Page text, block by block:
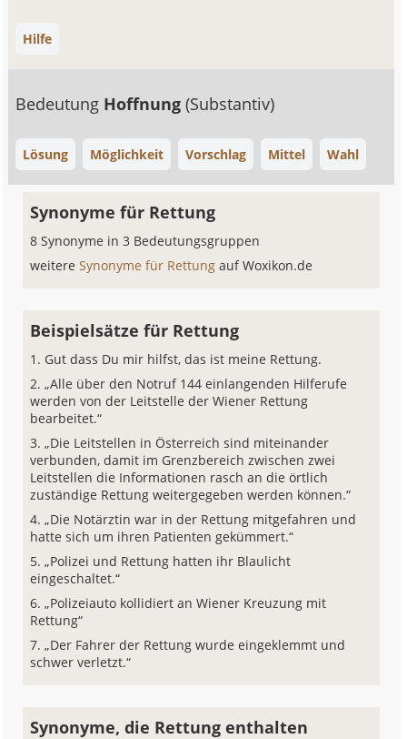
Hilfe
Bedeutung Hoffnung(Substantiv)
Lösung Möglichkeit Vorschlag Mittel Wahl
Synonyme für Rettung
8 Synonyme in 3 Bedeutungsgruppen
weitereSynonyme für Rettungauf Woxikon.de
Beispielsätze für Rettung
Gut dass Du mir hilfst, das ist meine Rettung.
„Alle über den Notruf 144 einlangenden Hilferufe
werden von der Leitstelle der Wiener Rettung
bearbeitet.“
„Die Leitstellen in Österreich sind miteinander
verbunden, damit im Grenzbereich zwischen zwei
Leitstellen die Informationen rasch an die örtlich
zuständige Rettung weitergegeben werden können.“
„Die Notärztin war in der Rettung mitgefahren und
hatte sich um ihren Patienten gekümmert.“
„Polizei und Rettung hatten ihr Blaulicht
eingeschaltet.“
„Polizeiauto kollidiert an Wiener Kreuzung mit
Rettung“
„Der Fahrer der Rettung wurde eingeklemmt und
schwer verletzt.“
Synonyme, die Rettung enthalten